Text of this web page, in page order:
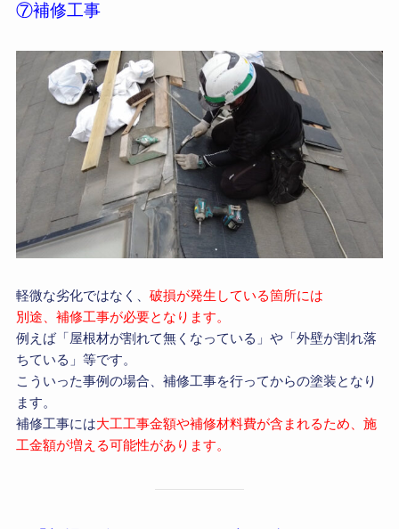
⑦補修工事
軽微な劣化ではなく、 破損が発生している箇所には
別途、補修工事が必要となります。
例えば「屋根材が割れて無くなっている」や「外壁が割れ落
ちている」等です。
こういった事例の場合、補修工事を行ってからの塗装となり
ます。
補修工事には大工工事金額や補修材料費が含まれるため、施
工金額が増える可能性があります。